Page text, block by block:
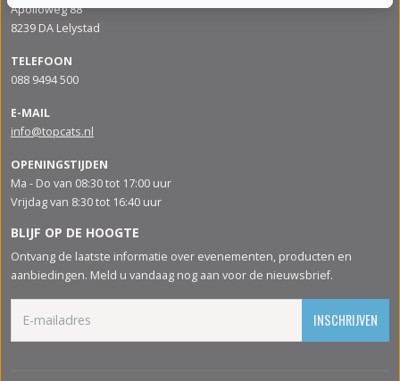
Apolloweg 88
8239 DA Lelystad
TELEFOON
088 9494 500
E-MAIL
info@topcats.nl
OPENINGSTIJDEN
Ma - Do van 08:30 tot 17:00 uur
Vrijdag van 8:30 tot 16:40 uur
BLIJF OP DE HOOGTE
Ontvang de laatste informatie over evenementen, producten en
aanbiedingen. Meld u vandaag nog aan voor de nieuwsbrief.
INSCHRIJVEN